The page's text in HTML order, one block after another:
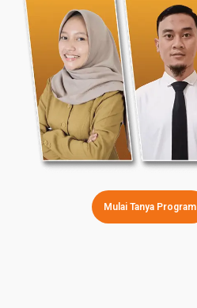
Mulai Tanya Program